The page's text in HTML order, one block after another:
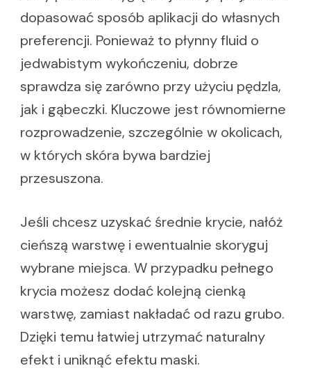
dopasować sposób aplikacji do własnych
preferencji. Ponieważ to płynny fluid o
jedwabistym wykończeniu, dobrze
sprawdza się zarówno przy użyciu pędzla,
jak i gąbeczki. Kluczowe jest równomierne
rozprowadzenie, szczególnie w okolicach,
w których skóra bywa bardziej
przesuszona.
Jeśli chcesz uzyskać średnie krycie, nałóż
cieńszą warstwę i ewentualnie skoryguj
wybrane miejsca. W przypadku pełnego
krycia możesz dodać kolejną cienką
warstwę, zamiast nakładać od razu grubo.
Dzięki temu łatwiej utrzymać naturalny
efekt i uniknąć efektu maski.